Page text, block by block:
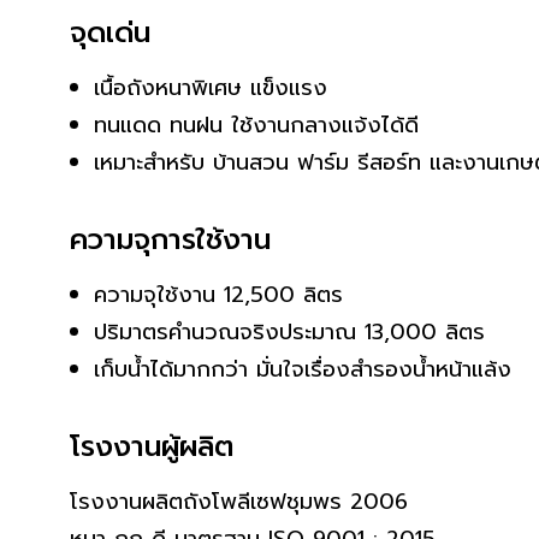
จุดเด่น
เนื้อถังหนาพิเศษ แข็งแรง
ทนแดด ทนฝน ใช้งานกลางแจ้งได้ดี
เหมาะสำหรับ บ้านสวน ฟาร์ม รีสอร์ท และงานเก
ความจุการใช้งาน
ความจุใช้งาน 12,500 ลิตร
ปริมาตรคำนวณจริงประมาณ 13,000 ลิตร
เก็บน้ำได้มากกว่า มั่นใจเรื่องสำรองน้ำหน้าแล้ง
โรงงานผู้ผลิต
โรงงานผลิตถังโพลีเซฟชุมพร 2006